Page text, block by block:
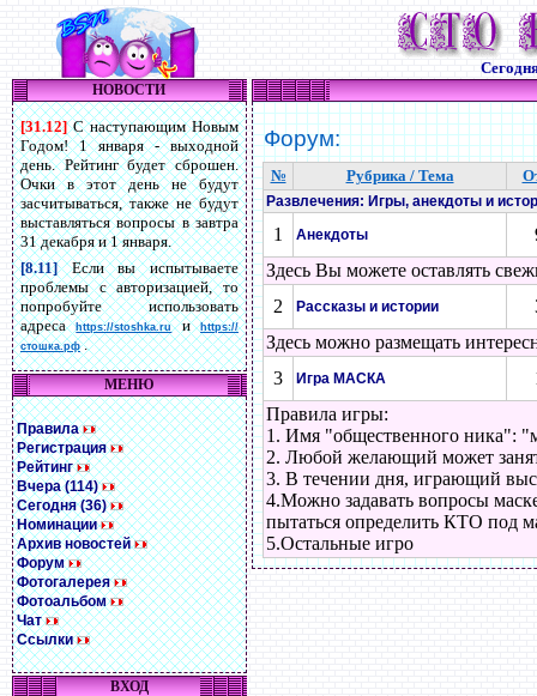
НОВОСТИ
[31.12]С наступающим Новым
Годом! 1 января - выходной
день. Рейтинг будет сброшен.
Очки в этот день не будут
засчитываться, также не будут
выставляться вопросы в завтра
31 декабря и 1 января.
[8.11]Если вы испытываете
проблемы с авторизацией, то
попробуйте использовать
адресаhttps://stoshka.ruиhttps://
стошка.рф.
МЕНЮ
Правила
Регистрация
Рейтинг
Вчера (114)
Сегодня (36)
Номинации
Архив новостей
Форум
Фотогалерея
Фотоальбом
Чат
Ссылки
ВХОД
Форум:
№ Рубрика / Тема
Развлечения: Игры, анекдоты и
1 Анекдоты
Здесь Вы можете оставлять
2
Рассказы и истории
Здесь можно размещать
3
Игра МАСКА
Правила игры:
1. Имя "общественного
2. Любой желающий может
3. В течении дня, играющий
4.Можно задавать вопросы
пытаться определить КТО под
5.Остальные игро